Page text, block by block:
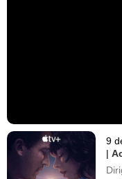
9
|